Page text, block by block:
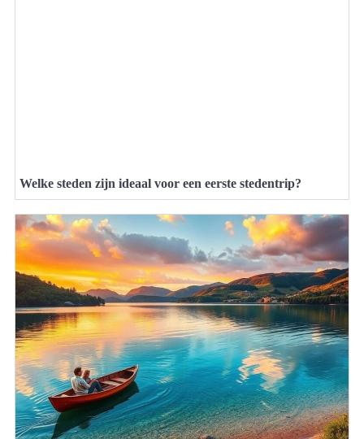
Welke steden zijn ideaal voor een eerste stedentrip?